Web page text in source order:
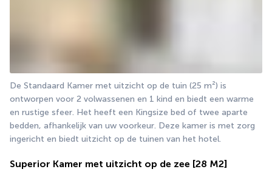
De Standaard Kamer met uitzicht op de tuin (25 m²) is
ontworpen voor 2 volwassenen en 1 kind en biedt een warme
en rustige sfeer. Het heeft een Kingsize bed of twee aparte
bedden, afhankelijk van uw voorkeur. Deze kamer is met zorg
ingericht en biedt uitzicht op de tuinen van het hotel.
Superior Kamer met uitzicht op de zee [28 M2]